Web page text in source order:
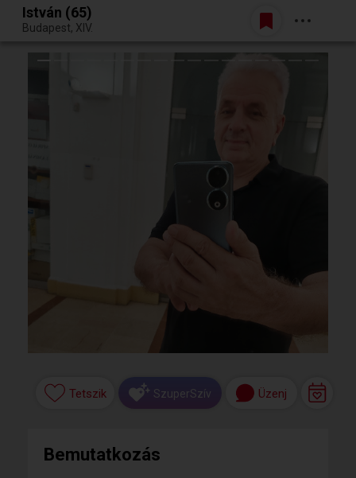
Egy jó randiból bármi lehet.
Belépés
István (65)
Budapest, XIV.
Tetszik SzuperSzív Üzenj
Bemutatkozás